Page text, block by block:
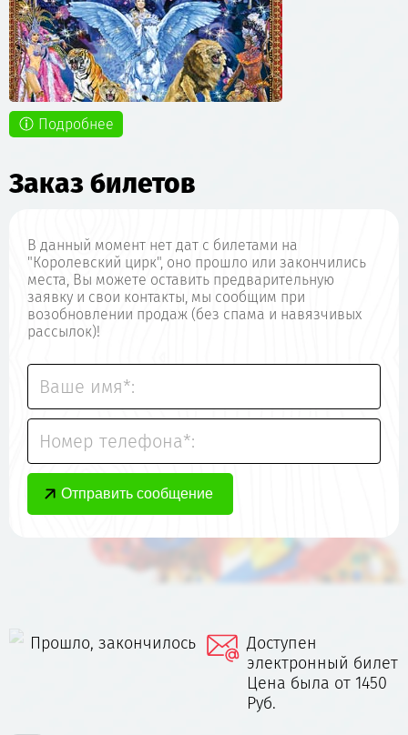
Прошло, закончилось
Доступен
электронный билет
Цена была от 1450
Руб.
Подробнее
Заказ билетов
В данный момент нет дат с билетами на
"Королевский цирк", оно прошло или закончились
места, Вы можете оставить предварительную
заявку и свои контакты, мы сообщим при
возобновлении продаж (без спама и навязчивых
рассылок)!
Ваше имя*:
Номер телефона*: